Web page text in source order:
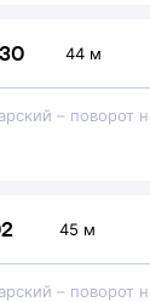
44 м
– поворот
45 м
– поворот